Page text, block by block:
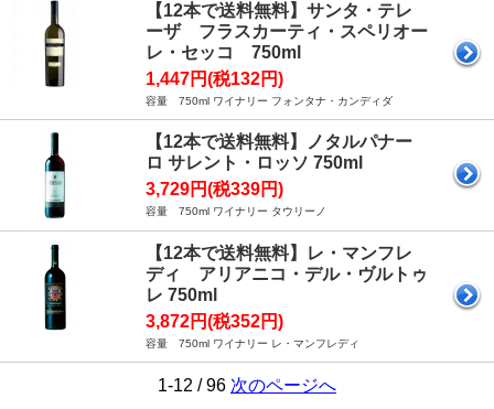
【12本で送料無料】サンタ・テレ
ーザ フラスカーティ・スペリオー
レ・セッコ 750ml
1,447円(税132円)
容量 750ml ワイナリー フォンタナ・カンディダ
【12本で送料無料】ノタルパナー
ロ サレント・ロッソ 750ml
3,729円(税339円)
容量 750ml ワイナリー タウリーノ
【12本で送料無料】レ・マンフレ
ディ アリアニコ・デル・ヴルトゥ
レ 750ml
3,872円(税352円)
容量 750ml ワイナリー レ・マンフレディ
1-12 / 96 次のページへ